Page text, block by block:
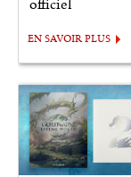
officiel
EN SAVOIR PLUS